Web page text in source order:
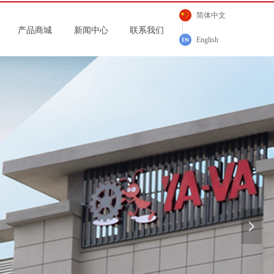
简体中文
English
产品商城 新闻中心 联系我们
넲